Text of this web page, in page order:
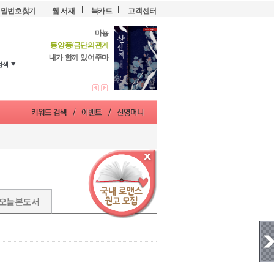
번호찾기 웹 서재 북카트
고객센터
마뇽
동양풍/금단의관계
내가 함께 있어주마
늘본도서